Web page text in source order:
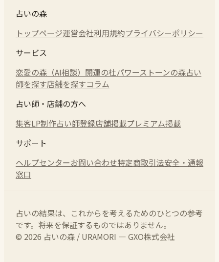
占いの森
トップページ運営会社利用規約プライバシーポリシー
サービス
恋愛の森（AI相談） 開運の杜パワーストーンの森占い
師を探す店舗を探すコラム
占い師・店舗の方へ
集客LP制作占い師登録店舗掲載プレミアム掲載
サポート
ヘルプセンターお問い合わせ特定商取引法安全・通報
窓口
占いの結果は、これからを考えるためのひとつの参考
です。将来を保証するものではありません。
© 2026 占いの森 / URAMORI — GXO株式会社